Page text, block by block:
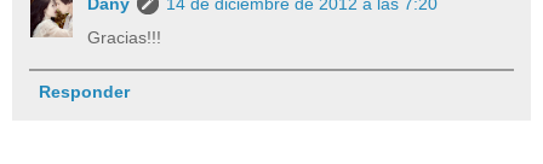
Gracias!!!
Responder